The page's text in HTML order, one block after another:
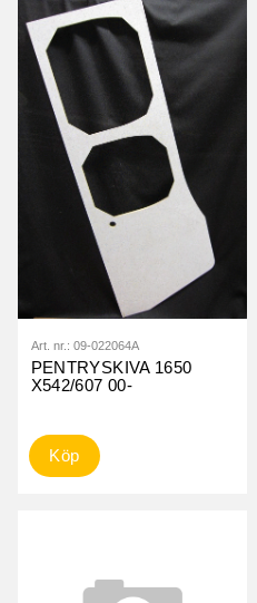
Art. nr.: 09-022064A
PENTRYSKIVA 1650
X542/607 00-
Köp